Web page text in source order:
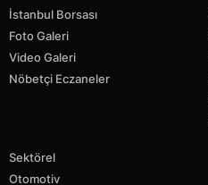
İstanbul Borsası
Foto Galeri
Video Galeri
Nöbetçi Eczaneler
Sektörel
Otomotiv